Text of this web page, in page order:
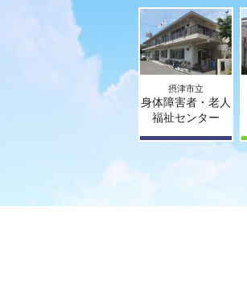
摂津市立
身体障害者・老人
福祉センター